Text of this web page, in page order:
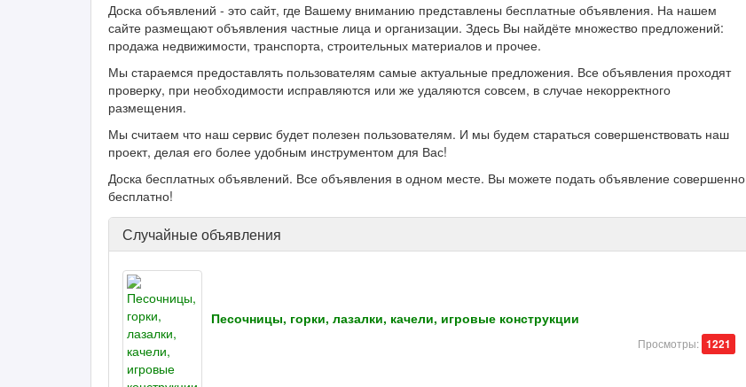
Доска объявлений - это сайт, где Вашему вниманию представлены бесплатные объявления. На нашем
сайте размещают объявления частные лица и организации. Здесь Вы найдёте множество предложений:
продажа недвижимости, транспорта, строительных материалов и прочее.
Мы стараемся предоставлять пользователям самые актуальные предложения. Все объявления проходят
проверку, при необходимости исправляются или же удаляются совсем, в случае некорректного
размещения.
Мы считаем что наш сервис будет полезен пользователям. И мы будем стараться совершенствовать наш
проект, делая его более удобным инструментом для Вас!
Доска бесплатных объявлений. Все объявления в одном месте. Вы можете подать объявление совершенно
бесплатно!
Случайные объявления
Песочницы, горки, лазалки, качели, игровые конструкции
Просмотры: 1221